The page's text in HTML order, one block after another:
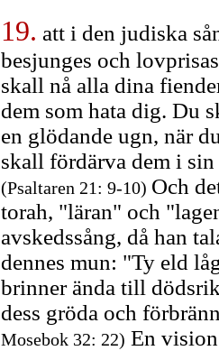
19. att i den judiska
besjunges och
skall nå alla dina
dem som hata dig. Du
en glödande ugn, när
skall fördärva dem i
(Psaltaren 21: 9-10) Och
torah, "läran" och
avskedssång, då han
dennes mun: "Ty eld
brinner ända till
dess gröda och
Mosebok 32: 22) En